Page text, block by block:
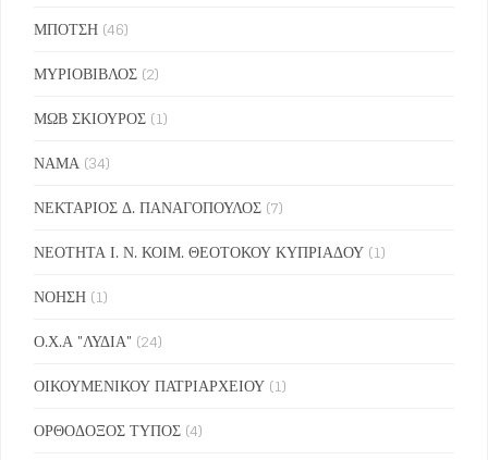
ΜΠΟΤΣΗ (46)
ΜΥΡΙΟΒΙΒΛΟΣ (2)
ΜΩΒ ΣΚΙΟΥΡΟΣ (1)
ΝΑΜΑ (34)
ΝΕΚΤΑΡΙΟΣ Δ. ΠΑΝΑΓΟΠΟΥΛΟΣ (7)
ΝΕΟΤΗΤΑ Ι. Ν. ΚΟΙΜ. ΘΕΟΤΟΚΟΥ ΚΥΠΡΙΑΔΟΥ (1)
ΝΟΗΣΗ (1)
Ο.Χ.Α "ΛΥΔΙΑ" (24)
ΟΙΚΟΥΜΕΝΙΚΟΥ ΠΑΤΡΙΑΡΧΕΙΟΥ (1)
ΟΡΘΟΔΟΞΟΣ ΤΥΠΟΣ (4)